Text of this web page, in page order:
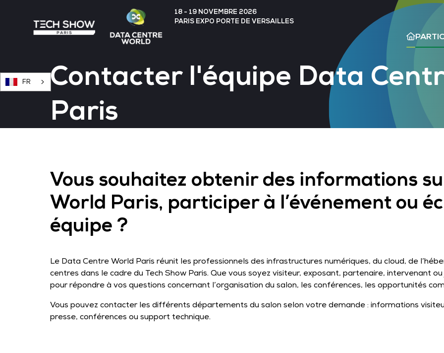
18 - 19 NOVEMBRE 2026
PARIS EXPO PORTE DE VERSAILLES
FR
Contacter l'équipe Data
Paris
Vous souhaitez obtenir des informations
World Paris, participer à l’événement ou
équipe ?
Le Data Centre World Paris réunit les professionnels des infrastructures numériques, du cloud, de
centres dans le cadre du Tech Show Paris. Que vous soyez visiteur, exposant, partenaire, intervenant
pour répondre à vos questions concernant l’organisation du salon, les conférences, les opportunités
Vous pouvez contacter les différents départements du salon selon votre demande : informations
presse, conférences ou support technique.